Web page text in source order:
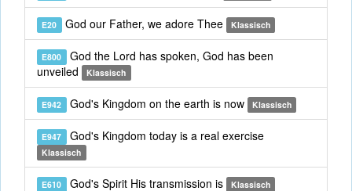
E20 God our Father, we adore Thee Klassisch
E800 God the Lord has spoken, God has been
unveiled
Klassisch
E942 God's Kingdom on the earth is now Klassisch
E947 God's Kingdom today is a real exercise
Klassisch
E610 God's Spirit His transmission is Klassisch